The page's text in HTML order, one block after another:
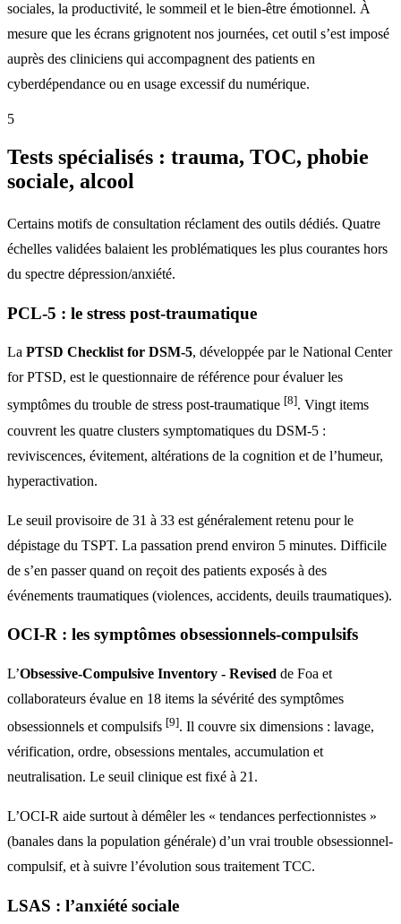
sociales, la productivité, le sommeil et le bien-être émotionnel. À
mesure que les écrans grignotent nos journées, cet outil s’est imposé
auprès des cliniciens qui accompagnent des patients en
cyberdépendance ou en usage excessif du numérique.
5
Tests spécialisés : trauma, TOC, phobie
sociale, alcool
Certains motifs de consultation réclament des outils dédiés. Quatre
échelles validées balaient les problématiques les plus courantes hors
du spectre dépression/anxiété.
PCL-5 : le stress post-traumatique
La PTSD Checklist for DSM-5, développée par le National Center
for PTSD, est le questionnaire de référence pour évaluer les
symptômes du trouble de stress post-traumatique [8]. Vingt items
couvrent les quatre clusters symptomatiques du DSM-5 :
reviviscences, évitement, altérations de la cognition et de l’humeur,
hyperactivation.
Le seuil provisoire de 31 à 33 est généralement retenu pour le
dépistage du TSPT. La passation prend environ 5 minutes. Difficile
de s’en passer quand on reçoit des patients exposés à des
événements traumatiques (violences, accidents, deuils traumatiques).
OCI-R : les symptômes obsessionnels-compulsifs
L’Obsessive-Compulsive Inventory - Revised de Foa et
collaborateurs évalue en 18 items la sévérité des symptômes
obsessionnels et compulsifs [9]. Il couvre six dimensions : lavage,
vérification, ordre, obsessions mentales, accumulation et
neutralisation. Le seuil clinique est fixé à 21.
L’OCI-R aide surtout à démêler les « tendances perfectionnistes »
(banales dans la population générale) d’un vrai trouble obsessionnel-
compulsif, et à suivre l’évolution sous traitement TCC.
LSAS : l’anxiété sociale